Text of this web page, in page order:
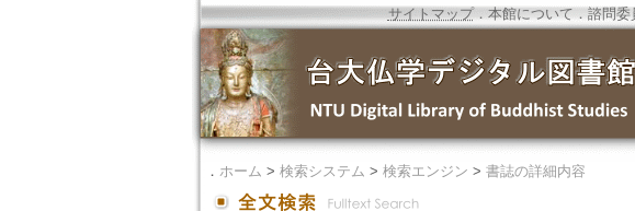
サイトマップ．本館について ． 諮問委
． ホーム > 検索システム > 検索エンジン > 書誌の詳細内容